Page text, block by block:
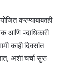
करण्याबाबतही
आणि पदाधिकारी
काही दिवसांत
अशी चर्चा सुरू